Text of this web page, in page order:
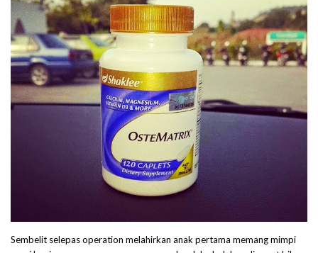
Sembelit selepas operation melahirkan anak pertama memang mimpi